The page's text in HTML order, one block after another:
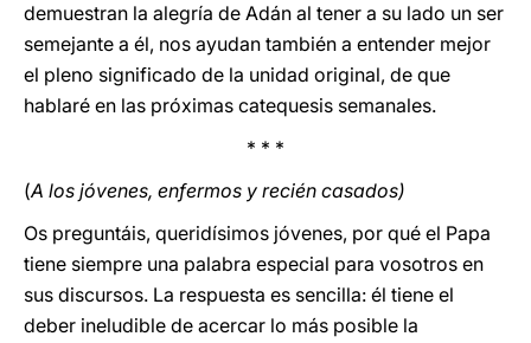
demuestran la alegría de Adán al tener a su lado un ser
semejante a él, nos ayudan también a entender mejor
el pleno significado de la unidad original, de que
hablaré en las próximas catequesis semanales.
* * *
(A los jóvenes, enfermos y recién casados)
Os preguntáis, queridísimos jóvenes, por qué el Papa
tiene siempre una palabra especial para vosotros en
sus discursos. La respuesta es sencilla: él tiene el
deber ineludible de acercar lo más posible la